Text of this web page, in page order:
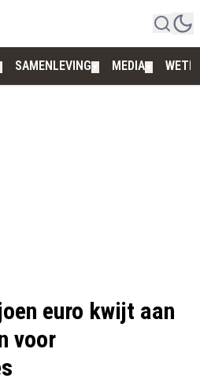
SAMENLEVING MEDIA
euro kwijt aan
voor